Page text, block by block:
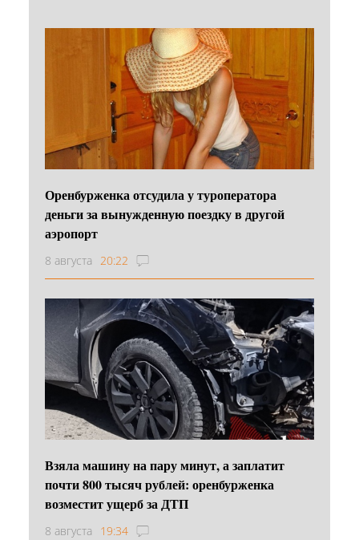
Оренбурженка отсудила у туроператора
деньги за вынужденную поездку в другой
аэропорт
8 августа 20:22
Взяла машину на пару минут, а заплатит
почти 800 тысяч рублей: оренбурженка
возместит ущерб за ДТП
8 августа 19:34